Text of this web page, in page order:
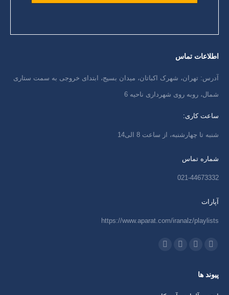
اطلاعات تماس
آدرس: تهران، شهرک اکباتان، میدان بسیج، ابتدای خروجی به سمت ستاری
شمال، روبه روی شهرداری ناحیه 6
ساعت کاری:
شنبه تا چهارشنبه، از ساعت 8 الی14
شماره تماس
021-44673332
آپارات
https://www.aparat.com/iranalz/playlists
ما را دنبال کنید در:
کردن
پیوند ها